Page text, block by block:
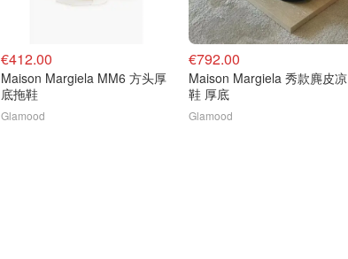
€412.00
Maison Margiela MM6 方头厚
底拖鞋
Glamood
€792.00
Maison Margiela 秀款麂皮凉
鞋 厚底
Glamood